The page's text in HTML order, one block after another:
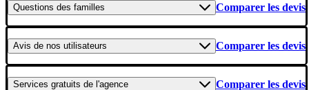
Questions des familles Comparer les devis
Avis de nos utilisateurs Comparer les devis
Services gratuits de l'agence Comparer les devis